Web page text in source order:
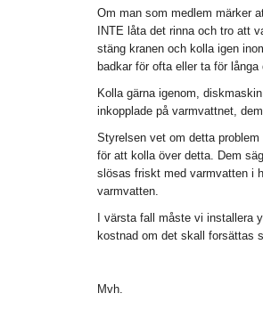
Om man som medlem märker
INTE låta det rinna och tro att
stäng kranen och kolla igen
badkar för ofta eller ta för
Kolla gärna igenom,
inkopplade på varmvattnet,
Styrelsen vet om detta
för att kolla över detta. Dem
slösas friskt med varmvatten i
varmvatten.
I värsta fall måste vi installera
kostnad om det skall forsättas
Mvh.